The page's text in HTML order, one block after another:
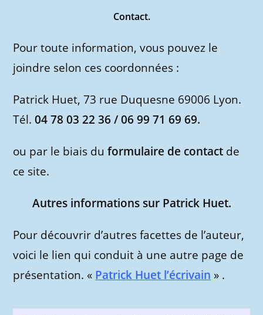
Contact.
Pour toute information, vous pouvez le
joindre selon ces coordonnées :
Patrick Huet, 73 rue Duquesne 69006 Lyon.
Tél.04 78 03 22 36 / 06 99 71 69 69.
ou par le biais duformulaire de contact de
ce site.
Autres informations sur Patrick Huet.
Pour découvrir d’autres facettes de l’auteur,
voici le lien qui conduit à une autre page de
présentation. « Patrick Huet l’écrivain » .